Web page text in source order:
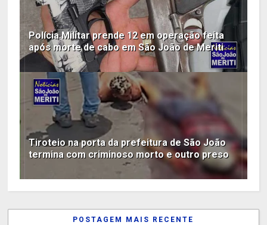
Polícia Militar prende 12 em operação feita
após morte de cabo em São João de Meriti
Tiroteio na porta da prefeitura de São João
termina com criminoso morto e outro preso
POSTAGEM MAIS RECENTE